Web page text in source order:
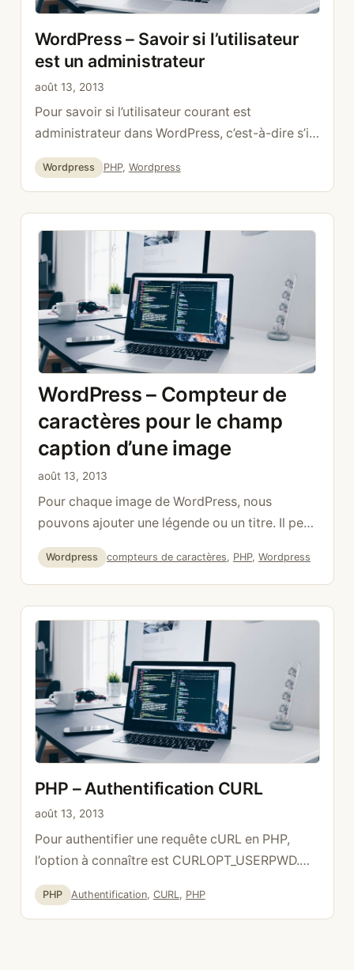
WordPress – Savoir si l’utilisateur
est un administrateur
août 13, 2013
Pour savoir si l’utilisateur courant est
administrateur dans WordPress, c’est-à-dire s’il
a le droit de configurer des options: if( !
current_user_can( ‘manage_options’ ) ) { echo
« You are not admin »; } else { echo « You are an
admin »; }
Catégories
Wordpress Étiquettes
PHP, Wordpress
WordPress – Compteur de
caractères pour le champ
caption d’une image
août 13, 2013
Pour chaque image de WordPress, nous
pouvons ajouter une légende ou un titre. Il peut
être utile d’y ajouter un compteur. Pour ce
faire, il faut utiliser les deux hooks
admin_head-post.php ainsi que admin_head-
post-new.php /**** Caption Title Character
Count
********************************************
**************/ function cf_caption_count_js()
{ echo ‘
Catégories
Wordpress Étiquettes
compteurs de caractères, PHP, Wordpress
PHP – Authentification CURL
août 13, 2013
Pour authentifier une requête cURL en PHP,
l’option à connaître est CURLOPT_USERPWD.
Elle envoie un couple identifiant / mot de passe
au format utilisateur:motdepasse.
Authentification basique $ch =
Catégories
PHP Étiquettes
Authentification, CURL , PHP